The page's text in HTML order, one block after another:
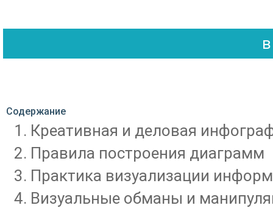
Содержание
Креативная и деловая
Правила построения диаграмм
Практика визуализации
Визуальные обманы и